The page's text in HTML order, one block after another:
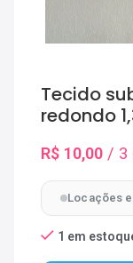
Tecido
redondo
R$ 10,00 / 3
Locações
1 em